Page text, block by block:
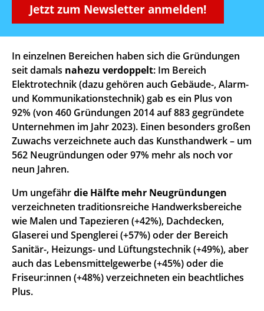
Jetzt zum Newsletter anmelden!
In einzelnen Bereichen haben sich die Gründungen
seit damals nahezu verdoppelt: Im Bereich
Elektrotechnik (dazu gehören auch Gebäude-, Alarm-
und Kommunikationstechnik) gab es ein Plus von
92% (von 460 Gründungen 2014 auf 883 gegründete
Unternehmen im Jahr 2023). Einen besonders großen
Zuwachs verzeichnete auch das Kunsthandwerk – um
562 Neugründungen oder 97% mehr als noch vor
neun Jahren.
Um ungefährdie Hälfte mehr Neugründungen
verzeichneten traditionsreiche Handwerksbereiche
wie Malen und Tapezieren (+42%), Dachdecken,
Glaserei und Spenglerei (+57%) oder der Bereich
Sanitär-, Heizungs- und Lüftungstechnik (+49%), aber
auch das Lebensmittelgewerbe (+45%) oder die
Friseur:innen (+48%) verzeichneten ein beachtliches
Plus.